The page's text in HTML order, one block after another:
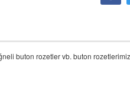
buton rozetler vb. buton rozetlerimiz